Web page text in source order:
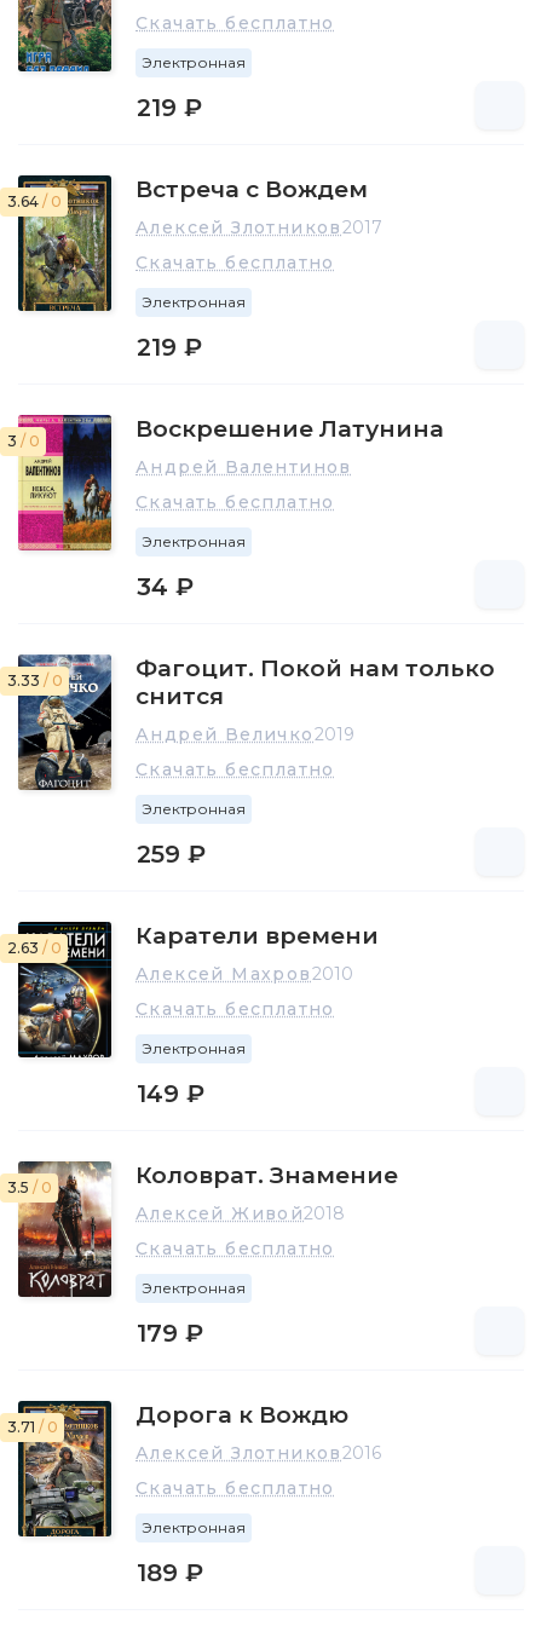
Скачать бесплатно
Электронная
219 ₽
3.64 / 0 Встреча с Вождем
Алексей Злотников2017
Скачать бесплатно
Электронная
219 ₽
3 / 0 Воскрешение Латунина
Андрей Валентинов
Скачать бесплатно
Электронная
34 ₽
3.33 / 0
Фагоцит. Покой нам только
снится
Андрей Величко2019
Скачать бесплатно
Электронная
259 ₽
2.63 / 0 Каратели времени
Алексей Махров2010
Скачать бесплатно
Электронная
149 ₽
3.5 / 0 Коловрат. Знамение
Алексей Живой2018
Скачать бесплатно
Электронная
179 ₽
3.71 / 0 Дорога к Вождю
Алексей Злотников2016
Скачать бесплатно
Электронная
189 ₽